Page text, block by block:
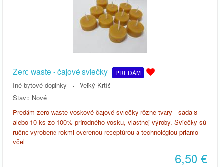
Zero waste - čajové sviečky PREDÁM
Iné bytové doplnky
Veľký Krtíš
Stav:: Nové
Predám zero waste voskové čajové sviečky rôzne tvary - sada 8
alebo 10 ks zo 100% prírodného vosku, vlastnej výroby. Sviečky sú
ručne vyrobené rokmi overenou receptúrou a technológiou priamo
včel
6,50 €